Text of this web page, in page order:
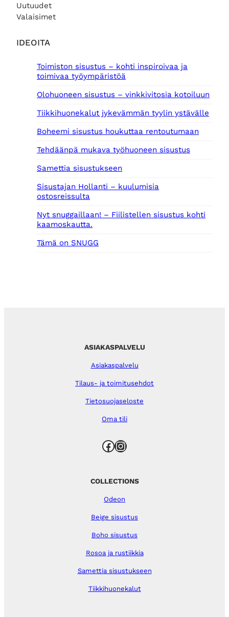
Uutuudet
Valaisimet
IDEOITA
Toimiston sisustus – kohti inspiroivaa ja
toimivaa työympäristöä
Olohuoneen sisustus – vinkkivitosia kotoiluun
Tiikkihuonekalut jykevämmän tyylin ystävälle
Boheemi sisustus houkuttaa rentoutumaan
Tehdäänpä mukava työhuoneen sisustus
Samettia sisustukseen
Sisustajan Hollanti – kuulumisia
ostosreissulta
Nyt snuggaillaan! – Fiilistellen sisustus kohti
kaamoskautta.
Tämä on SNUGG
ASIAKASPALVELU
Asiakaspalvelu
Tilaus- ja toimitusehdot
Tietosuojaseloste
Oma tili
Facebook Instagram
COLLECTIONS
Odeon
Beige sisustus
Boho sisustus
Rosoa ja rustiikkia
Samettia sisustukseen
Tiikkihuonekalut